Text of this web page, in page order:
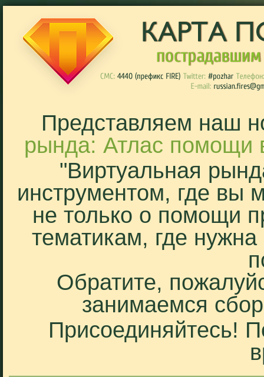
Представляем наш
рында: Атлас помощи
"Виртуальная
инструментом, где вы
не только о помощи
тематикам, где
Обратите,
занимаемся
Присоединяйтесь!